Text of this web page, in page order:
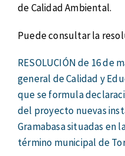
de Calidad Ambiental.
Puede consultar la
RESOLUCIÓN de 16 de
general de Calidad y
que se formula
del proyecto nuevas
Gramabasa situadas en
término municipal de